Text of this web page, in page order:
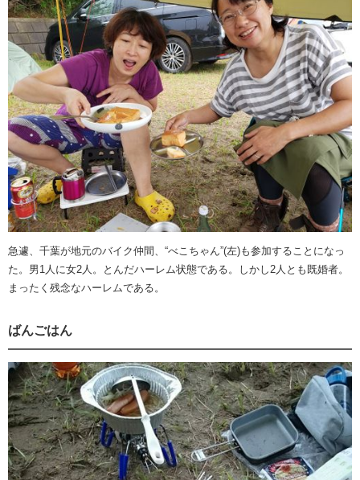
急遽、千葉が地元のバイク仲間、“べこちゃん”(左)も参加することになっ
た。男1人に女2人。とんだハーレム状態である。しかし2人とも既婚者。
まったく残念なハーレムである。
ばんごはん